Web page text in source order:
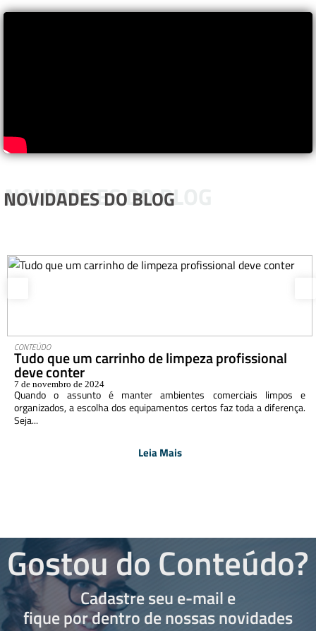
NOVIDADES DO BLOG
NOVIDADES DO BLOG
CONTEÚDO
Tudo que um carrinho de limpeza profissional
deve conter
7 de novembro de 2024
Quando o assunto é manter ambientes comerciais limpos e
organizados, a escolha dos equipamentos certos faz toda a diferença.
Seja...
Leia Mais
Gostou do Conteúdo?
Cadastre seu e-mail e
fique por dentro de nossas novidades